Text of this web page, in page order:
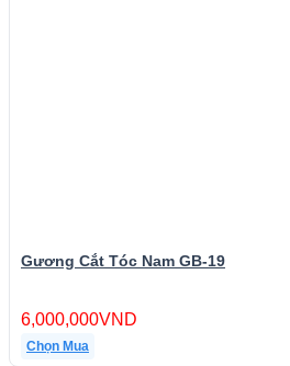
Gương Cắt Tóc Nam GB-19
6,000,000VND
Chọn Mua